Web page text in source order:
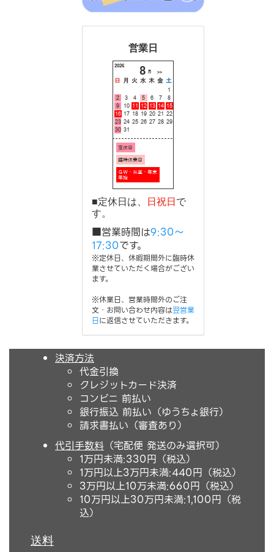
営業日
■定休日は、 日祝日で
す。
■営業時間は9:30～
17:30です。
※定休日、休暇期間外に臨時休
業させていただく場合がござい
ます。
※休業日、営業時間外のご注
文・お問い合わせ内容は翌営業
日に返信させていただきます。
決済方法
代金引換
クレジットカード決済
コンビニ 前払い
銀行振込 前払い（ゆうちょ銀行）
請求書払い（審査あり）
代引手数料 （宅配便 発送のみ選択可）
1万円未満:330円（税込）
1万円以上3万円未満:440円（税込）
3万円以上10万未満:660円（税込）
10万円以上30万円未満:1,100円（税
込）
送料